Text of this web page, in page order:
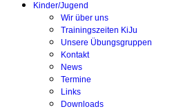
Kinder/Jugend
Wir über uns
Trainingszeiten KiJu
Unsere Übungsgruppen
Kontakt
News
Termine
Links
Downloads